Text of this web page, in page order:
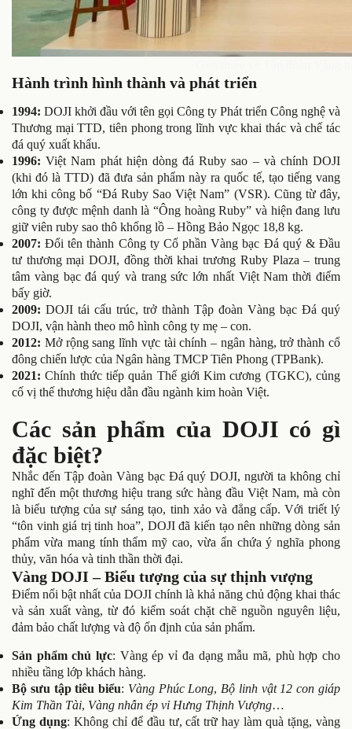
Hành trình hình thành và phát triển
1994: DOJI khởi đầu với tên gọi Công ty Phát triển Công nghệ và
Thương mại TTD, tiên phong trong lĩnh vực khai thác và chế tác
đá quý xuất khẩu.
1996:Việt Nam phát hiện dòng đá Ruby sao – và chính DOJI
(khi đó là TTD) đã đưa sản phẩm này ra quốc tế, tạo tiếng vang
lớn khi công bố “Đá Ruby Sao Việt Nam” (VSR). Cũng từ đây,
công ty được mệnh danh là “Ông hoàng Ruby” và hiện đang lưu
giữ viên ruby sao thô khổng lồ – Hồng Bảo Ngọc 18,8 kg.
2007:Đổi tên thành Công ty Cổ phần Vàng bạc Đá quý & Đầu
tư thương mại DOJI, đồng thời khai trương Ruby Plaza – trung
tâm vàng bạc đá quý và trang sức lớn nhất Việt Nam thời điểm
bấy giờ.
2009:DOJI tái cấu trúc, trở thành Tập đoàn Vàng bạc Đá quý
DOJI, vận hành theo mô hình công ty mẹ – con.
2012: Mở rộng sang lĩnh vực tài chính – ngân hàng, trở thành cổ
đông chiến lược của Ngân hàng TMCP Tiên Phong (TPBank).
2021:Chính thức tiếp quản Thế giới Kim cương (TGKC), củng
cố vị thế thương hiệu dẫn đầu ngành kim hoàn Việt.
Các sản phẩm của DOJI có gì
đặc biệt?
Nhắc đến Tập đoàn Vàng bạc Đá quý DOJI, người ta không chỉ
nghĩ đến một thương hiệu trang sức hàng đầu Việt Nam, mà còn
là biểu tượng của sự sáng tạo, tinh xảo và đẳng cấp. Với triết lý
“tôn vinh giá trị tinh hoa”, DOJI đã kiến tạo nên những dòng sản
phẩm vừa mang tính thẩm mỹ cao, vừa ẩn chứa ý nghĩa phong
thủy, văn hóa và tinh thần thời đại.
Vàng DOJI – Biểu tượng của sự thịnh vượng
Điểm nổi bật nhất của DOJI chính là khả năng chủ động khai thác
và sản xuất vàng, từ đó kiểm soát chặt chẽ nguồn nguyên liệu,
đảm bảo chất lượng và độ ổn định của sản phẩm.
Sản phẩm chủ lực: Vàng ép vỉ đa dạng mẫu mã, phù hợp cho
nhiều tầng lớp khách hàng.
Bộ sưu tập tiêu biểu: Vàng Phúc Long, Bộ linh vật 12 con giáp
Kim Thần Tài, Vàng nhẫn ép vỉ Hưng Thịnh Vượng…
Ứng dụng: Không chỉ để đầu tư, cất trữ hay làm quà tặng, vàng